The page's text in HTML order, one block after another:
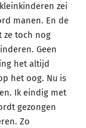
zei
manen. En de
ze toch nog
Geen
het altijd
het oog. Nu is
Ik eindig met
gezongen
Zo